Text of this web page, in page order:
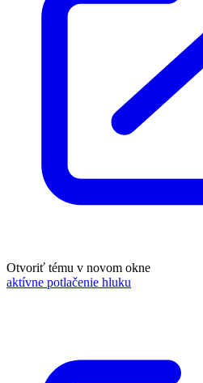
Otvoriť tému v novom okne
aktívne potlačenie hluku